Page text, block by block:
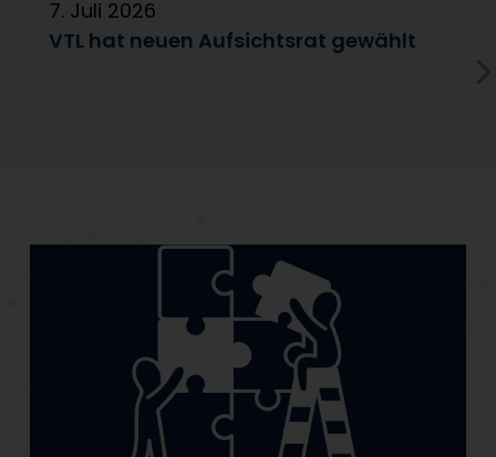
7. Juli 2026
VTL hat neuen Aufsichtsrat gewählt